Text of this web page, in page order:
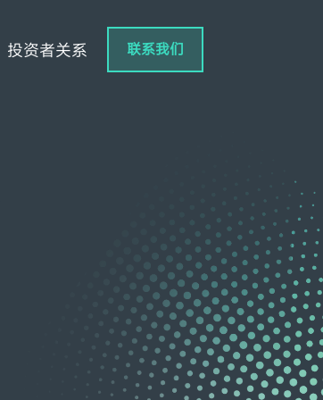
投资者关系 联系我们